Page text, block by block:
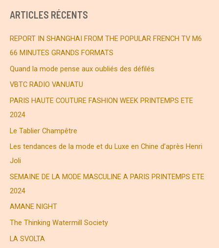
r
c
h
ARTICLES RÉCENTS
REPORT IN SHANGHAI FROM THE POPULAR FRENCH TV M6
66 MINUTES GRANDS FORMATS
Quand la mode pense aux oubliés des défilés
VBTC RADIO VANUATU
PARIS HAUTE COUTURE FASHION WEEK PRINTEMPS ETE
2024
Le Tablier Champêtre
Les tendances de la mode et du Luxe en Chine d’après Henri
Joli
SEMAINE DE LA MODE MASCULINE A PARIS PRINTEMPS ETE
2024
AMANE NIGHT
The Thinking Watermill Society
LA SVOLTA